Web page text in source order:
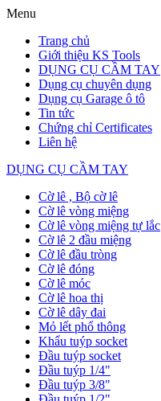
Menu
Trang chủ
Giới thiệu KS Tools
DỤNG CỤ CẦM TAY
Dụng cụ chuyên dụng
Dụng cụ Garage ô tô
Tin tức
Chứng chỉ Certificates
Liên hệ
DỤNG CỤ CẦM TAY
Cờ lê , Bộ cờ lê
Cờ lê vòng miệng
Cờ lê vòng miệng tự lắc
Cờ lê 2 đầu miệng
Cờ lê đầu tròng
Cờ lê đóng
Cờ lê móc
Cờ lê hoa thị
Cờ lê dây đai
Mỏ lết phổ thông
Khẩu tuýp socket
Đầu tuýp socket
Đầu tuýp 1/4"
Đầu tuýp 3/8"